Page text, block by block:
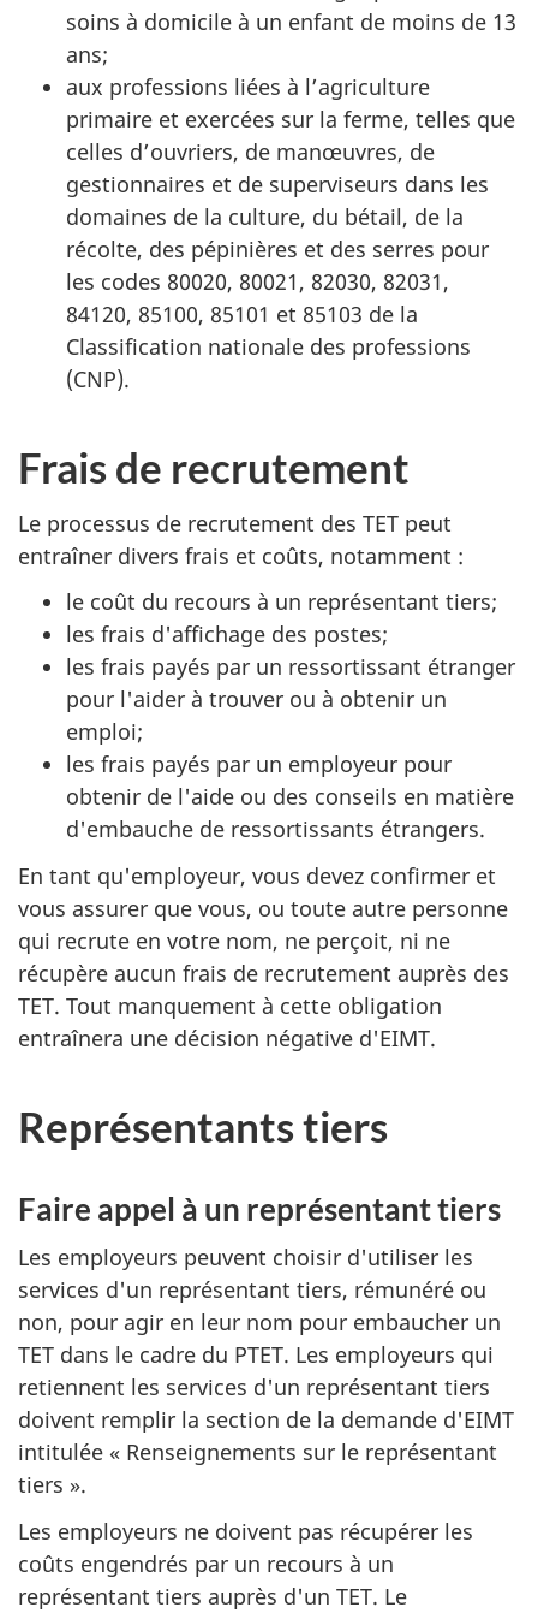
soins à domicile à un enfant de moins de 13
ans;
aux professions liées à l’agriculture
primaire et exercées sur la ferme, telles que
celles d’ouvriers, de manœuvres, de
gestionnaires et de superviseurs dans les
domaines de la culture, du bétail, de la
récolte, des pépinières et des serres pour
les codes 80020, 80021, 82030, 82031,
84120, 85100, 85101 et 85103 de la
Classification nationale des professions
(CNP).
Frais de recrutement
Le processus de recrutement des TET peut
entraîner divers frais et coûts, notamment :
le coût du recours à un représentant tiers;
les frais d'affichage des postes;
les frais payés par un ressortissant étranger
pour l'aider à trouver ou à obtenir un
emploi;
les frais payés par un employeur pour
obtenir de l'aide ou des conseils en matière
d'embauche de ressortissants étrangers.
En tant qu'employeur, vous devez confirmer et
vous assurer que vous, ou toute autre personne
qui recrute en votre nom, ne perçoit, ni ne
récupère aucun frais de recrutement auprès des
TET. Tout manquement à cette obligation
entraînera une décision négative d'EIMT.
Représentants tiers
Faire appel à un représentant tiers
Les employeurs peuvent choisir d'utiliser les
services d'un représentant tiers, rémunéré ou
non, pour agir en leur nom pour embaucher un
TET dans le cadre du PTET. Les employeurs qui
retiennent les services d'un représentant tiers
doivent remplir la section de la demande d'EIMT
intitulée « Renseignements sur le représentant
tiers ».
Les employeurs ne doivent pas récupérer les
coûts engendrés par un recours à un
représentant tiers auprès d'un TET. Le